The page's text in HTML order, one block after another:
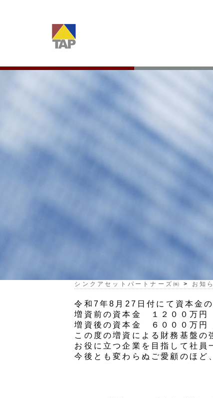
シンクアセットパートナーズ㈱ > お知
令和7年8月27日付にて資本金
増資前の資本金 １２００万円
増資後の資本金 ６０００万円
この度の増資による財務基盤
お役に立つ企業を目指して社員
今後とも変わらぬご愛顧のほど